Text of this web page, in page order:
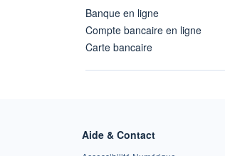
Banque en ligne
Compte bancaire en ligne
Carte bancaire
Aide & Contact